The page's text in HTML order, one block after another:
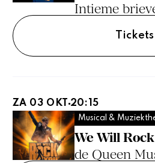
Intieme
Tickets
We Will
de Queen
Musical &
ZA 03 OKT 20:15